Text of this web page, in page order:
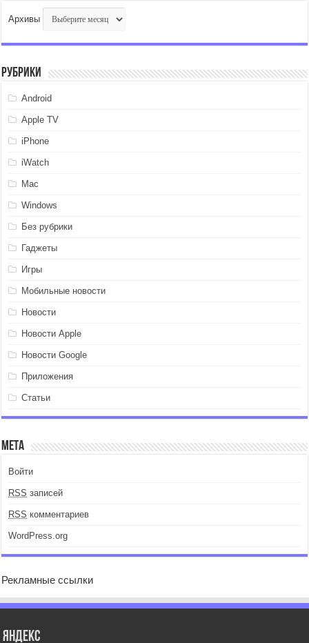
Архивы
Рубрики
Android
Apple TV
iPhone
iWatch
Mac
Windows
Без рубрики
Гаджеты
Игры
Мобильные новости
Новости
Новости Apple
Новости Google
Приложения
Статьи
Мета
Войти
RSS записей
RSS комментариев
WordPress.org
Рекламные ссылки
Яндекс